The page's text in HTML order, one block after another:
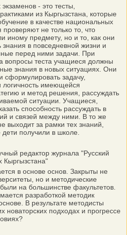
- это тесты,
из Кыргызстана, которые
в качестве национальных
проверяют не только то, что
иному предмету, но и то, как они
в повседневной жизни и
перед ними задачи. При
вопросы теста учащиеся должны
знания в новых ситуациях. Они
сформулировать задачу,
логичность имеющейся
и метод решения, рассуждать
ситуации. Учащиеся,
способность рассуждать в
и связей между ними. В то же
выходит за рамки тех знаний,
получили в школе.
редактор журнала "Русский
Кыргызстана"
в основе основ. Закрыты не
но и методические
на большинстве факультетов.
разработкой методик
В результате методисты
новаторских подходах и прогрессе